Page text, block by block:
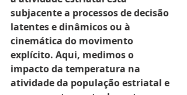
subjacente a processos de decisão
latentes e dinâmicos ou à
cinemática do movimento
explícito. Aqui, medimos o
impacto da temperatura na
atividade da população estriatal e